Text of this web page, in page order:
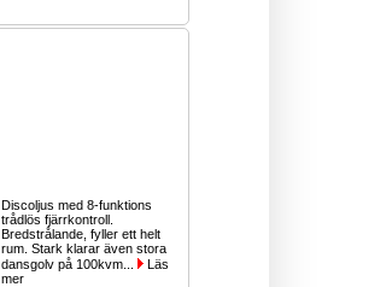
Discoljus med 8-funktions
trådlös fjärrkontroll.
Bredstrålande, fyller ett helt
rum. Stark klarar även stora
dansgolv på 100kvm...
Läs
mer